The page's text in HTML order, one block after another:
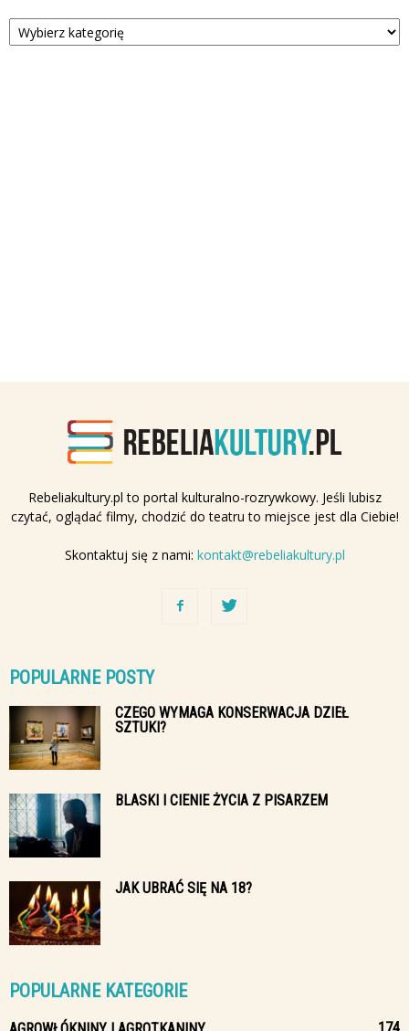
Kategorie
Rebeliakultury.pl to portal kulturalno-rozrywkowy. Jeśli lubisz
czytać, oglądać filmy, chodzić do teatru to miejsce jest dla Ciebie!
Skontaktuj się z nami: kontakt@rebeliakultury.pl
POPULARNE POSTY
CZEGO WYMAGA KONSERWACJA DZIEŁ
SZTUKI?
BLASKI I CIENIE ŻYCIA Z PISARZEM
JAK UBRAĆ SIĘ NA 18?
POPULARNE KATEGORIE
174